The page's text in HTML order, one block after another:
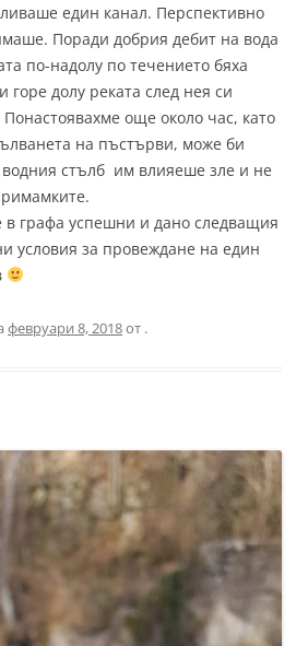
един канал. Перспективно
Поради добрия дебит на вода
по-надолу по течението бяха
горе долу реката след нея си
още около час, като
на пъстърви, може би
стълб им влияеше зле и не
в графа успешни и дано следващия
условия за провеждане на един
февруари 8, 2018от .